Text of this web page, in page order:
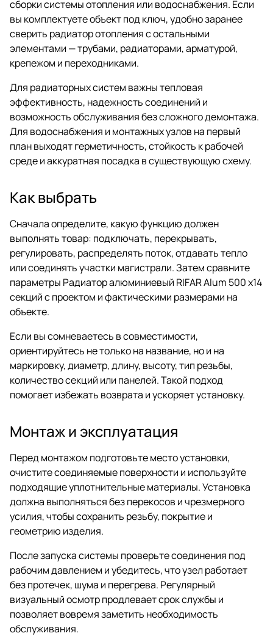
сборки системы отопления или водоснабжения. Если
вы комплектуете объект под ключ, удобно заранее
сверить радиатор отопления с остальными
элементами — трубами, радиаторами, арматурой,
крепежом и переходниками.
Для радиаторных систем важны тепловая
эффективность, надежность соединений и
возможность обслуживания без сложного демонтажа.
Для водоснабжения и монтажных узлов на первый
план выходят герметичность, стойкость к рабочей
среде и аккуратная посадка в существующую схему.
Как выбрать
Сначала определите, какую функцию должен
выполнять товар: подключать, перекрывать,
регулировать, распределять поток, отдавать тепло
или соединять участки магистрали. Затем сравните
параметры Радиатор алюминиевый RIFAR Alum 500 х14
секций с проектом и фактическими размерами на
объекте.
Если вы сомневаетесь в совместимости,
ориентируйтесь не только на название, но и на
маркировку, диаметр, длину, высоту, тип резьбы,
количество секций или панелей. Такой подход
помогает избежать возврата и ускоряет установку.
Монтаж и эксплуатация
Перед монтажом подготовьте место установки,
очистите соединяемые поверхности и используйте
подходящие уплотнительные материалы. Установка
должна выполняться без перекосов и чрезмерного
усилия, чтобы сохранить резьбу, покрытие и
геометрию изделия.
После запуска системы проверьте соединения под
рабочим давлением и убедитесь, что узел работает
без протечек, шума и перегрева. Регулярный
визуальный осмотр продлевает срок службы и
позволяет вовремя заметить необходимость
обслуживания.